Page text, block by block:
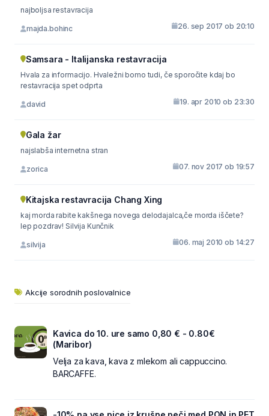
najboljsa restavracija
majda.bohinc 26. sep 2017 ob 20:10
Samsara - Italijanska restavracija
Hvala za informacijo. Hvaležni bomo tudi, če sporočite kdaj bo
restavracija spet odprta
david 19. apr 2010 ob 23:30
Gala žar
najslabša internetna stran
zorica 07. nov 2017 ob 19:57
Kitajska restavracija Chang Xing
kaj morda rabite kakšnega novega delodajalca,če morda iščete?
lep pozdrav! Silvija Kunčnik
silvija 06. maj 2010 ob 14:27
Akcije sorodnih poslovalnice
Kavica do 10. ure samo 0,80 € - 0.80€
(Maribor)
Velja za kava, kava z mlekom ali cappuccino.
BARCAFFE.